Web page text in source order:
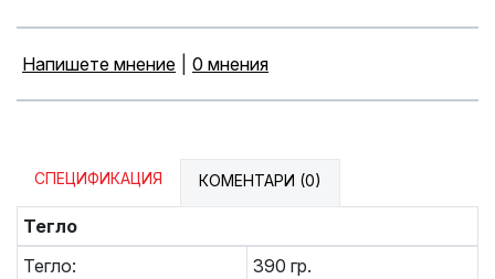
Напишете мнение 0 мнения
СПЕЦИФИКАЦИЯ КОМЕНТАРИ (0)
Тегло
Тегло:
390 гр.